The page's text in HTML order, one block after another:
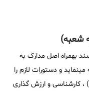
بهمراه اصل مدارک به
و دستورات لازم را
، کارشناسی و ارزش گذاری